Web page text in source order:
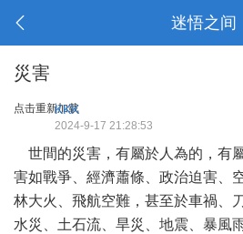
迷悟之间
災害
点击重新加载
KKK
2024-9-17 21:28:53
世間的災害，有屬於人為的，有
害如戰爭、經濟蕭條、政治迫害、
林大火、飛航空難，甚至於車禍、
水災、土石流、旱災、地震、暴風